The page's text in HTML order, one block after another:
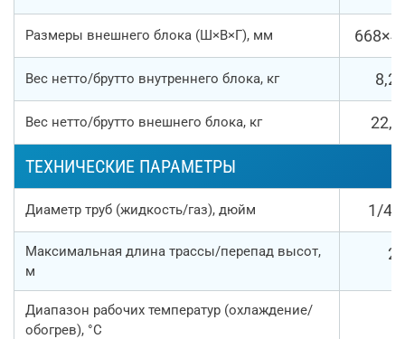
Размеры внешнего блока (Ш×В×Г), мм
Вес нетто/брутто внутреннего блока, кг
Вес нетто/брутто внешнего блока, кг
ТЕХНИЧЕСКИЕ ПАРАМЕТРЫ
Диаметр труб (жидкость/газ), дюйм 1/4"
Максимальная длина трассы/перепад высот,
м
Диапазон рабочих температур (охлаждение/
обогрев), °С